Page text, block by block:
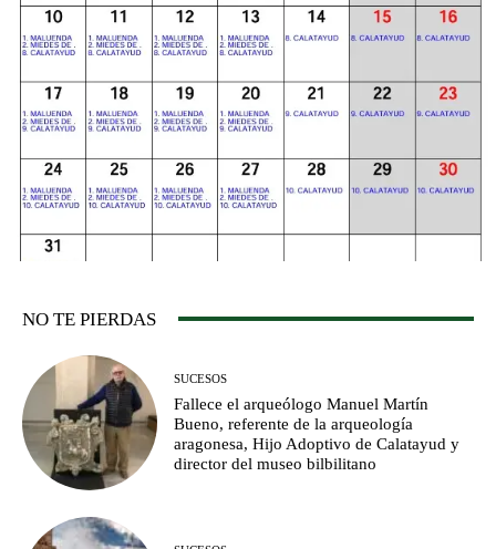
NO TE PIERDAS
SUCESOS
Fallece el arqueólogo Manuel Martín
Bueno, referente de la arqueología
aragonesa, Hijo Adoptivo de Calatayud y
director del museo bilbilitano